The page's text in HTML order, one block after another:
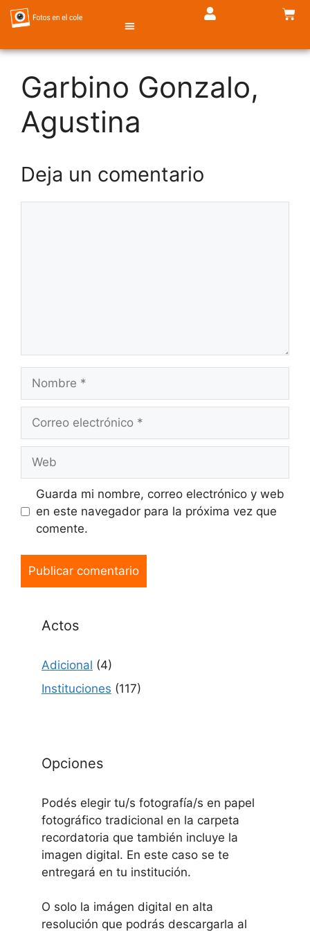
Garbino Gonzalo,
Agustina
Deja un comentario
Guarda mi nombre, correo electrónico y web
en este navegador para la próxima vez que
comente.
Actos
Adicional (4)
Instituciones (117)
Opciones
Podés elegir tu/s fotografía/s en papel
fotográfico tradicional en la carpeta
recordatoria que también incluye la
imagen digital. En este caso se te
entregará en tu institución.
O solo la imágen digital en alta
resolución que podrás descargarla al